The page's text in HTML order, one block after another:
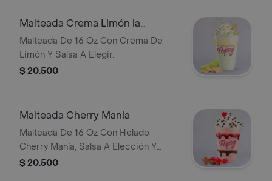
Malteada Crema Limón la
Lechera
Malteada De 16 Oz Con Crema De
Limón Y Salsa A Elegir.
$ 20.500
Malteada Cherry Mania
Malteada De 16 Oz Con Helado
Cherry Manía, Salsa A Elección Y
Chips De Chocolate.
$ 20.500